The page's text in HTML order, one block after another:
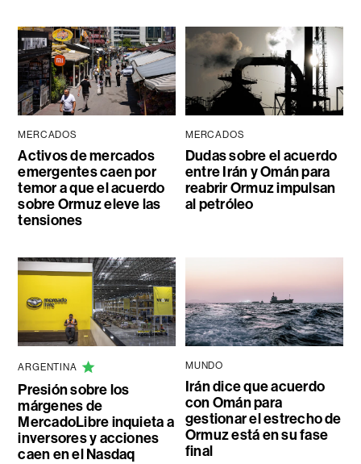
MERCADOS
Activos de mercados
emergentes caen por
temor a que el acuerdo
sobre Ormuz eleve las
tensiones
MERCADOS
Dudas sobre el acuerdo
entre Irán y Omán para
reabrir Ormuz impulsan
al petróleo
ARGENTINA
Presión sobre los
márgenes de
MercadoLibre inquieta a
inversores y acciones
caen en el Nasdaq
MUNDO
Irán dice que acuerdo
con Omán para
gestionar el estrecho de
Ormuz está en su fase
final